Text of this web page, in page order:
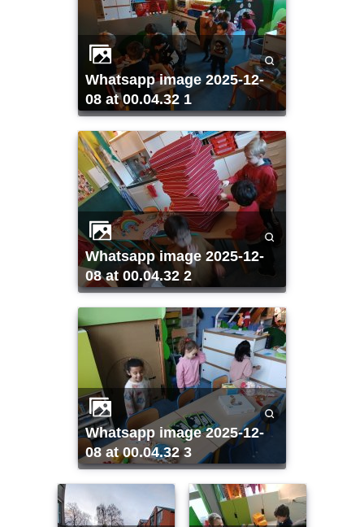
whatsapp image 2025-12-
08 at 00.04.32 1
whatsapp image 2025-12-
08 at 00.04.32 2
whatsapp image 2025-12-
08 at 00.04.32 3